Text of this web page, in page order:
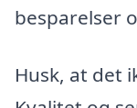
besparelser
Husk, at det